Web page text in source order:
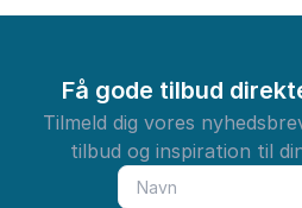
Få gode tilbud
Tilmeld dig vores
tilbud og inspiration til